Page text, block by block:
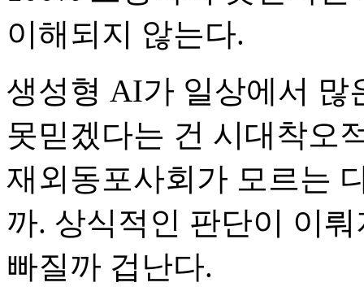
이해되지 않는다.
생성형 AI가 일상에서 많
못믿겠다는 건 시대착오
재외동포사회가 모르는
까. 상식적인 판단이 이
빠질까 겁난다.